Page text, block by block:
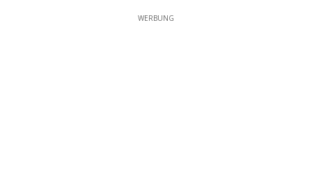
WERBUNG